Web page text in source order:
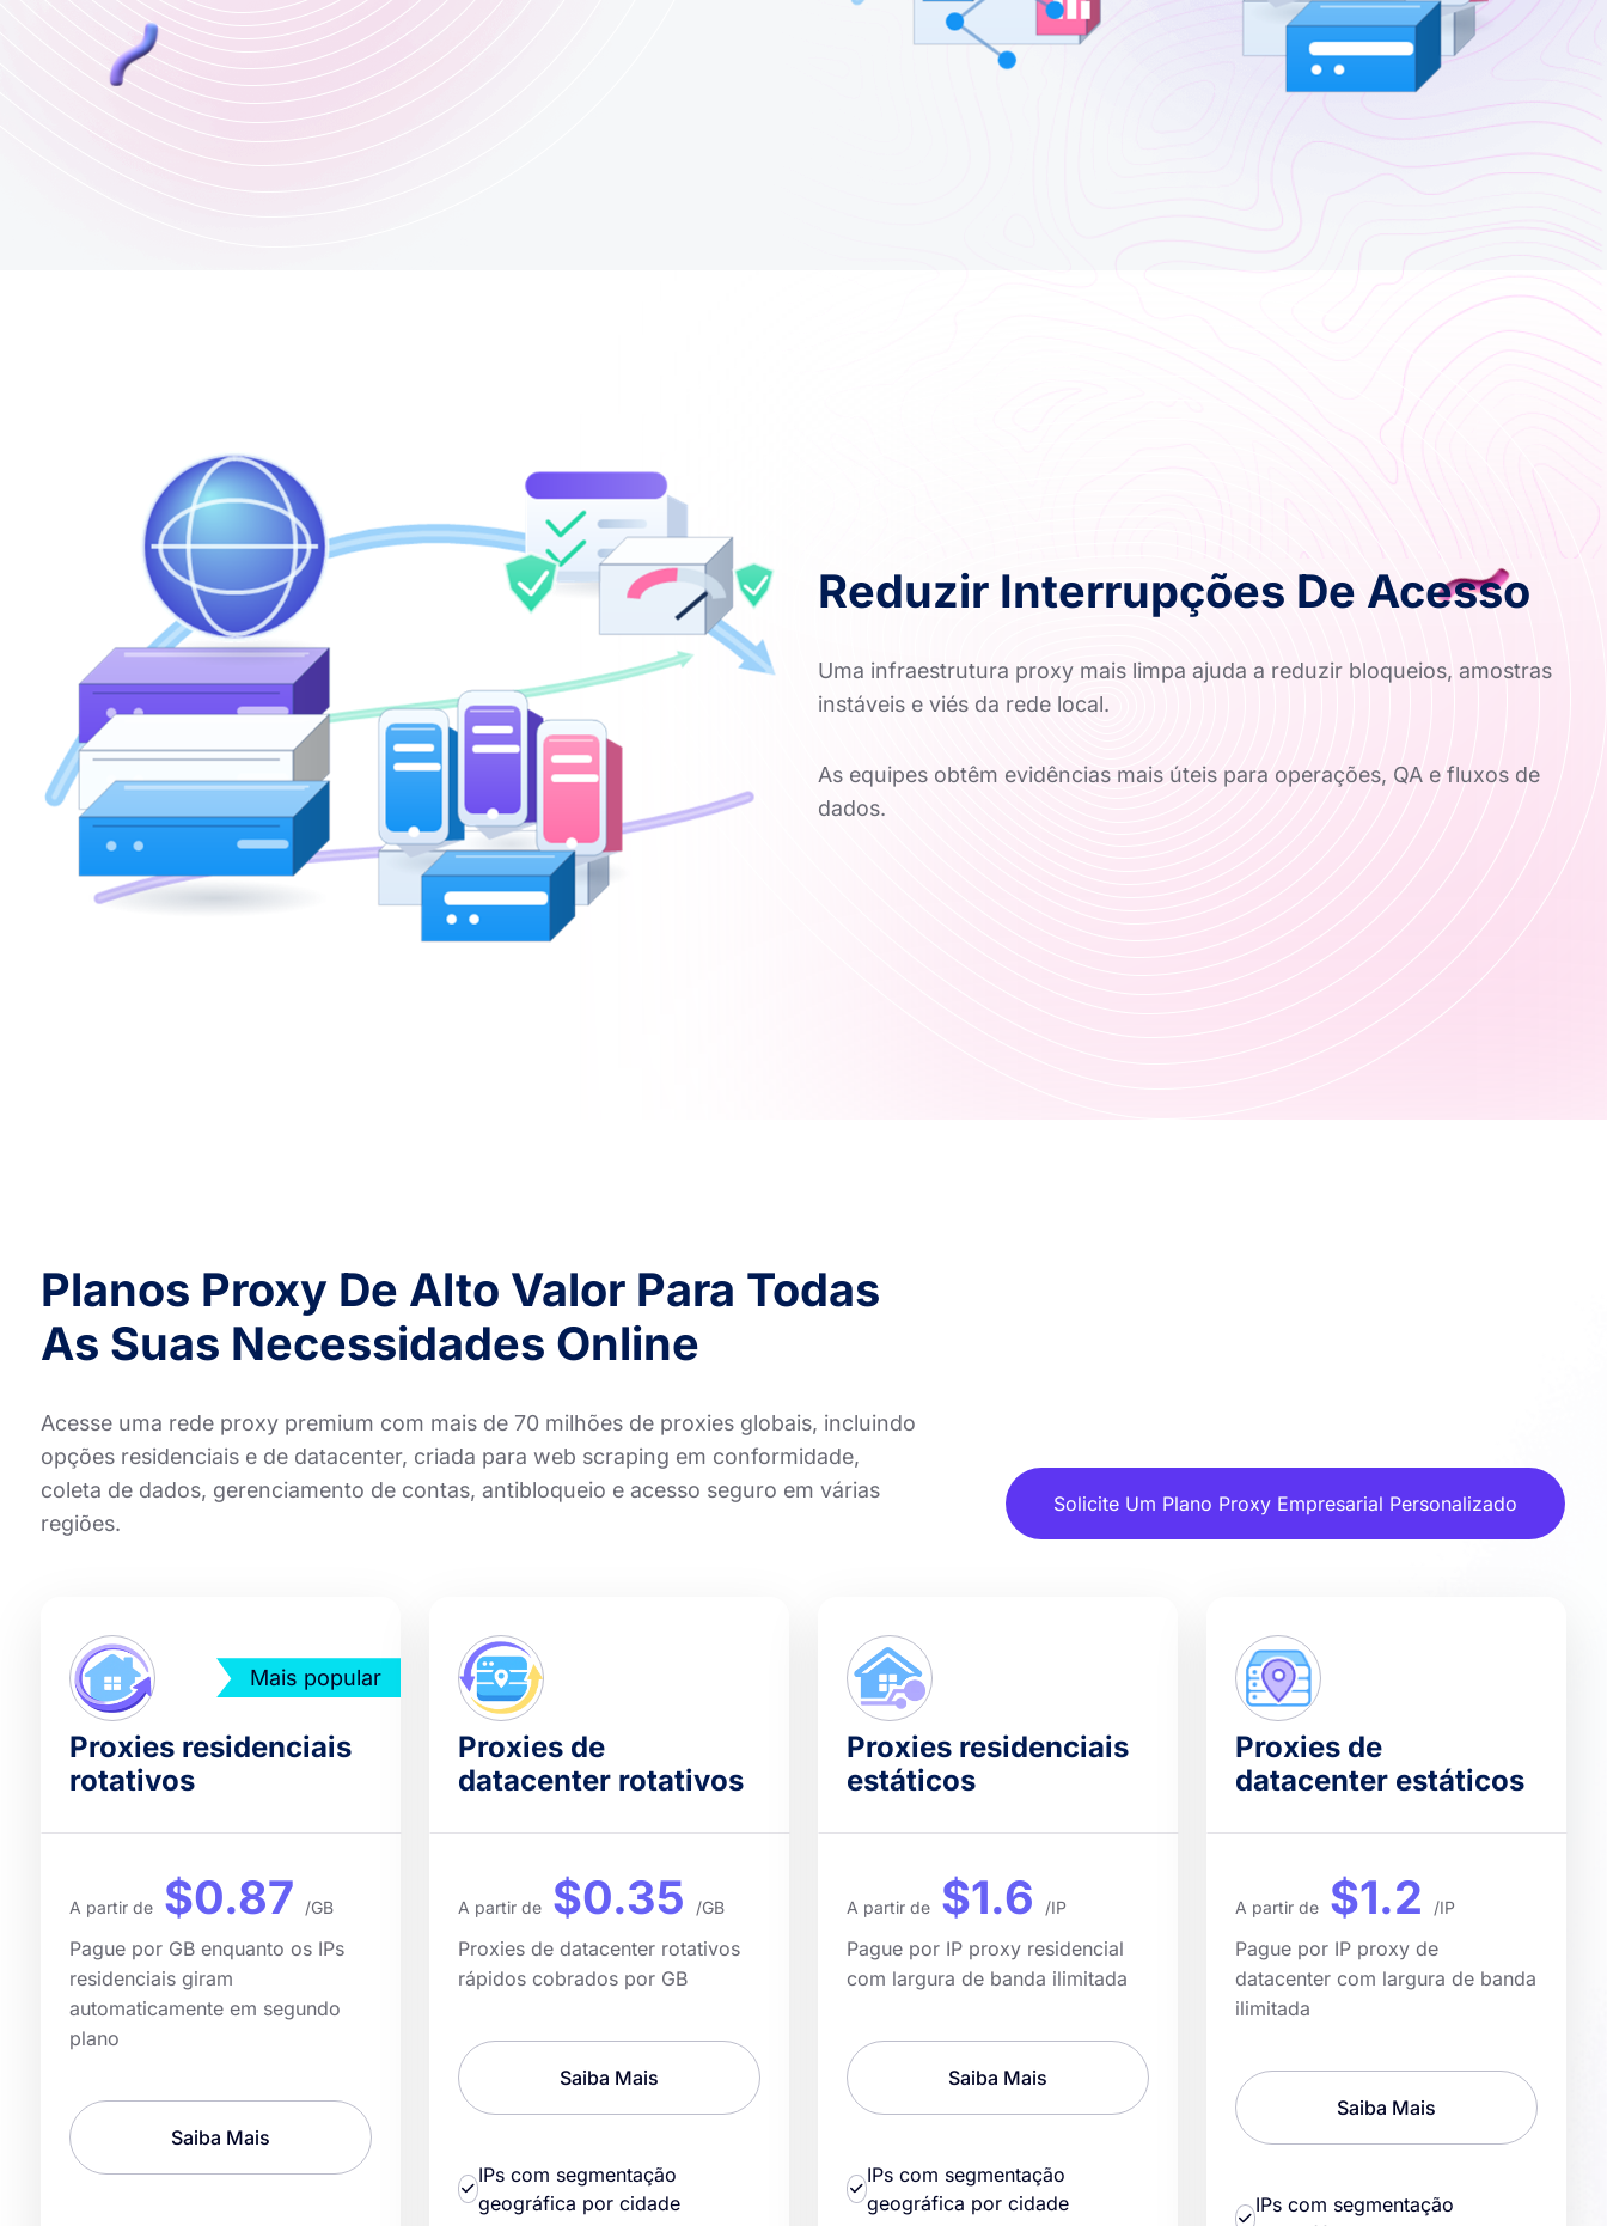
Reduzir Interrupções De Acesso
Uma infraestrutura proxy mais limpa ajuda a reduzir bloqueios, amostras
instáveis e viés da rede local.
As equipes obtêm evidências mais úteis para operações, QA e fluxos de
dados.
Planos Proxy De Alto Valor Para Todas
As Suas Necessidades Online
Acesse uma rede proxy premium com mais de 70 milhões de proxies globais, incluindo
opções residenciais e de datacenter, criada para web scraping em conformidade,
coleta de dados, gerenciamento de contas, antibloqueio e acesso seguro em várias
regiões.
Solicite Um Plano Proxy Empresarial Personalizado
Mais popular
Proxies residenciais
rotativos
A partir de $0.87 /GB
Pague por GB enquanto os IPs
residenciais giram
automaticamente em segundo
plano
Saiba Mais
Proxies de
datacenter rotativos
A partir de $0.35 /GB
Proxies de datacenter rotativos
rápidos cobrados por GB
Saiba Mais
IPs com segmentação
geográfica por cidade
Proxies residenciais
estáticos
A partir de $1.6 /IP
Pague por IP proxy residencial
com largura de banda ilimitada
Saiba Mais
IPs com segmentação
geográfica por cidade
Proxies de
datacenter estáticos
A partir de $1.2 /IP
Pague por IP proxy de
datacenter com largura de banda
ilimitada
Saiba Mais
IPs com segmentação